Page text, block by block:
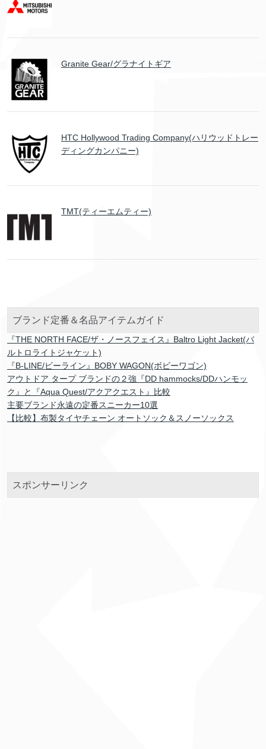
Granite Gear/グラナイトギア
HTC Hollywood Trading Company(ハリウッドトレー
ディングカンパニー)
TMT(ティーエムティー)
ブランド定番＆名品アイテムガイド
『THE NORTH FACE/ザ・ノースフェイス』Baltro Light Jacket(バ
ルトロライトジャケット)
『B-LINE/ビーライン』BOBY WAGON(ボビーワゴン)
アウトドア タープ ブランドの２強『DD hammocks/DDハンモッ
ク』と『Aqua Quest/アクアクエスト』比較
主要ブランド永遠の定番スニーカー10選
【比較】布製タイヤチェーン オートソック＆スノーソックス
スポンサーリンク